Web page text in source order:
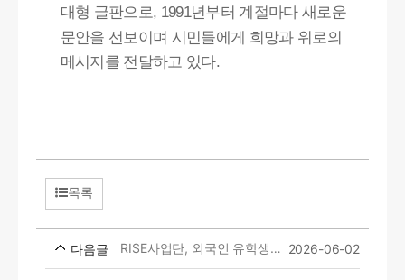
대형 글판으로, 1991년부터 계절마다 새로운
문안을 선보이며 시민들에게 희망과 위로의
메시지를 전달하고 있다.
목록
다음글 RISE사업단, 외국인 유학생 대상 횡성 무형유산 문화체험 진행 2026-06-02